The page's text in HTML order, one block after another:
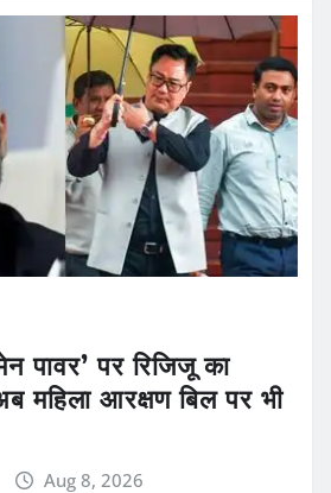
पावर’ पर रिजिजू का
महिला आरक्षण बिल पर भी
Aug 8, 2026